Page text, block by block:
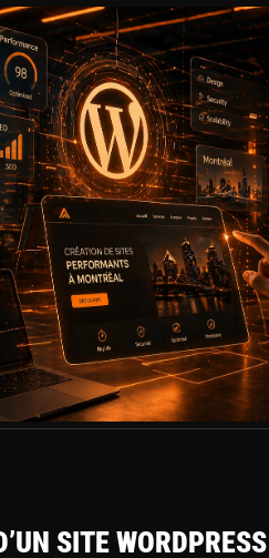
SITE WORDPRESS